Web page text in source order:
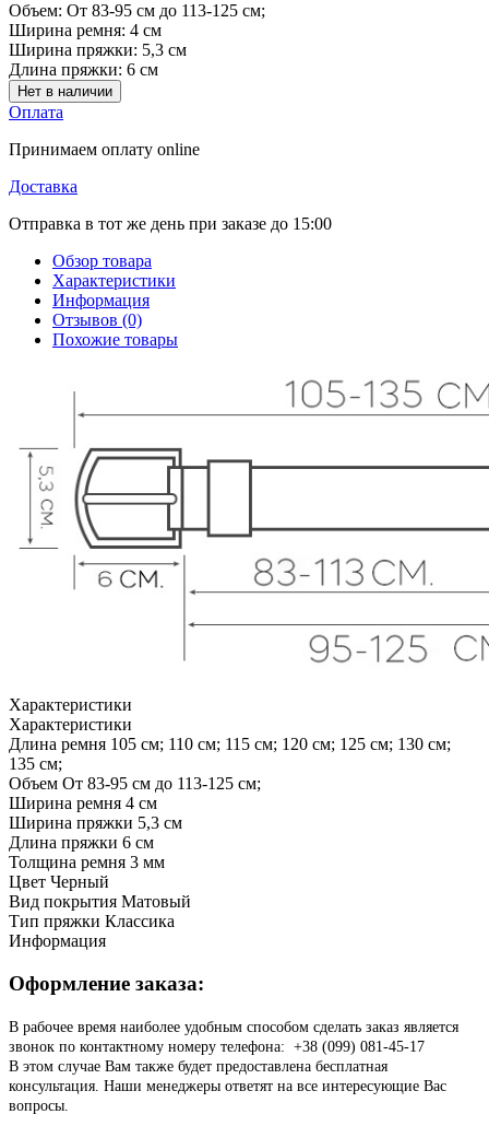
Объем: От 83-95 см до 113-125 см;
Ширина ремня: 4 см
Ширина пряжки: 5,3 см
Длина пряжки: 6 см
Нет в наличии
Оплата
Принимаем оплату online
Доставка
Отправка в тот же день при заказе до 15:00
Обзор товара
Характеристики
Информация
Отзывов (0)
Похожие товары
Характеристики
Характеристики
Длина ремня 105 см; 110 см; 115 см; 120 см; 125 см; 130 см;
135 см;
Объем От 83-95 см до 113-125 см;
Ширина ремня 4 см
Ширина пряжки 5,3 см
Длина пряжки 6 см
Толщина ремня 3 мм
Цвет Черный
Вид покрытия Матовый
Тип пряжки Классика
Информация
Оформление заказа:
В рабочее время наиболее удобным способом сделать заказ является
звонок по контактному номеру телефона: +38 (099) 081-45-17
В этом случае Вам также будет предоставлена бесплатная
консультация. Наши менеджеры ответят на все интересующие Вас
вопросы.